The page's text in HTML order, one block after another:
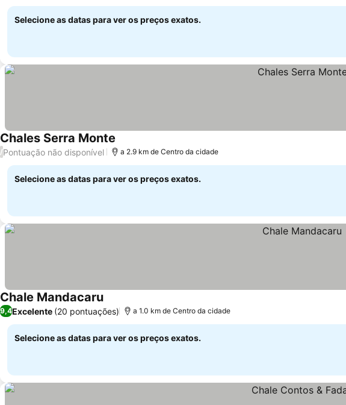
Selecione as datas para ver os preços exatos.
Chales Serra Monte
/Pontuação não disponível a 2.9 km de Centro da cidade
Selecione as datas para ver os preços exatos.
Chale Mandacaru
9,4Excelente (20 pontuações) a 1.0 km de Centro da cidade
Selecione as datas para ver os preços exatos.